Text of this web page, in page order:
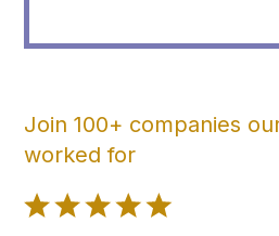
Join 100+ companies
worked for